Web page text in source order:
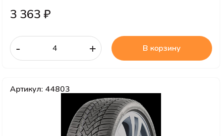
3 363 ₽
- + В корзину
Артикул: 44803